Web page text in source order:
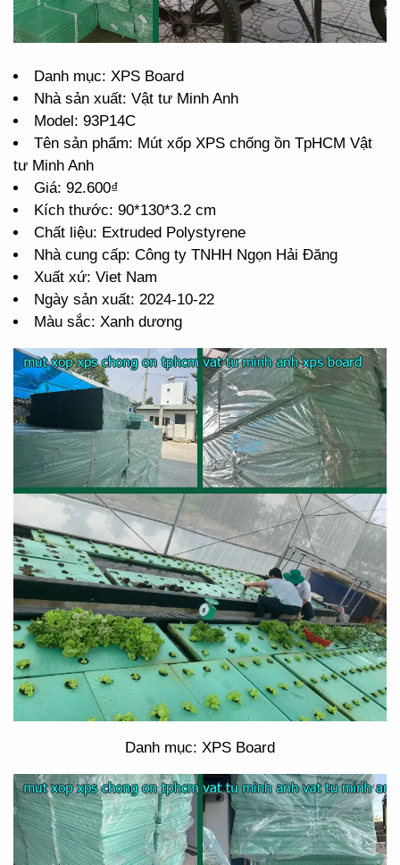
Danh mục: XPS Board
Nhà sản xuất: Vật tư Minh Anh
Model: 93P14C
Tên sản phẩm: Mút xốp XPS chống ồn TpHCM Vật
tư Minh Anh
Giá: 92.600₫
Kích thước: 90*130*3.2 cm
Chất liệu: Extruded Polystyrene
Nhà cung cấp: Công ty TNHH Ngọn Hải Đăng
Xuất xứ: Viet Nam
Ngày sản xuất: 2024-10-22
Màu sắc: Xanh dương
Danh mục: XPS Board